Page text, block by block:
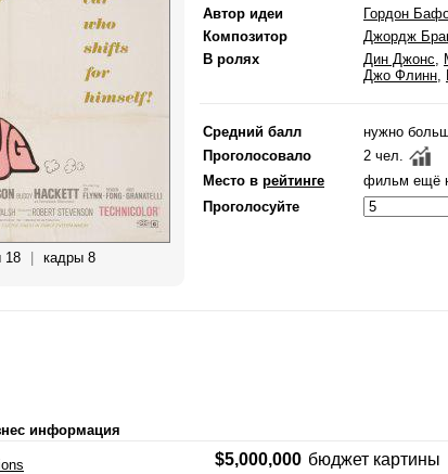
18 кадры 8
Автор идеи
Гордон
Композитор
Джордж
В ролях
Дин Джонс,
Джо Флинн,
Средний балл
нужно
Проголосовало
2 чел.
Место в рейтинге
фильм ещё
Проголосуйте
информация
$5,000,000 бюджет картины